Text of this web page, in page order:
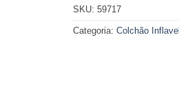
SKU: 59717
Categoria: Colchão Inflavel